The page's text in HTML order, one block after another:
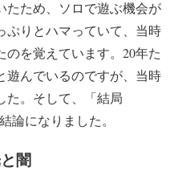
たため、ソロで遊ぶ機会が
ぷりとハマっていて、当時
を覚えています。20年た
遊んでいるのですが、当時
た。そして、「結局
論になりました。
闇